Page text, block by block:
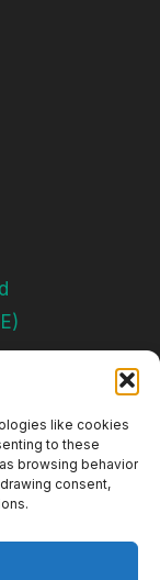
like cookies
to these
browsing behavior
consent,